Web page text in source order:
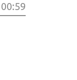
00:59